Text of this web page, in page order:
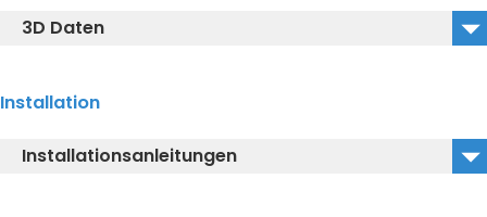
3D Daten
HM184_3D_IGS
Installation
Installationsanleitungen